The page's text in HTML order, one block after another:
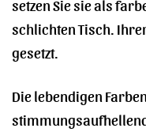
setzen Sie sie als
schlichten Tisch.
gesetzt.
Die lebendigen